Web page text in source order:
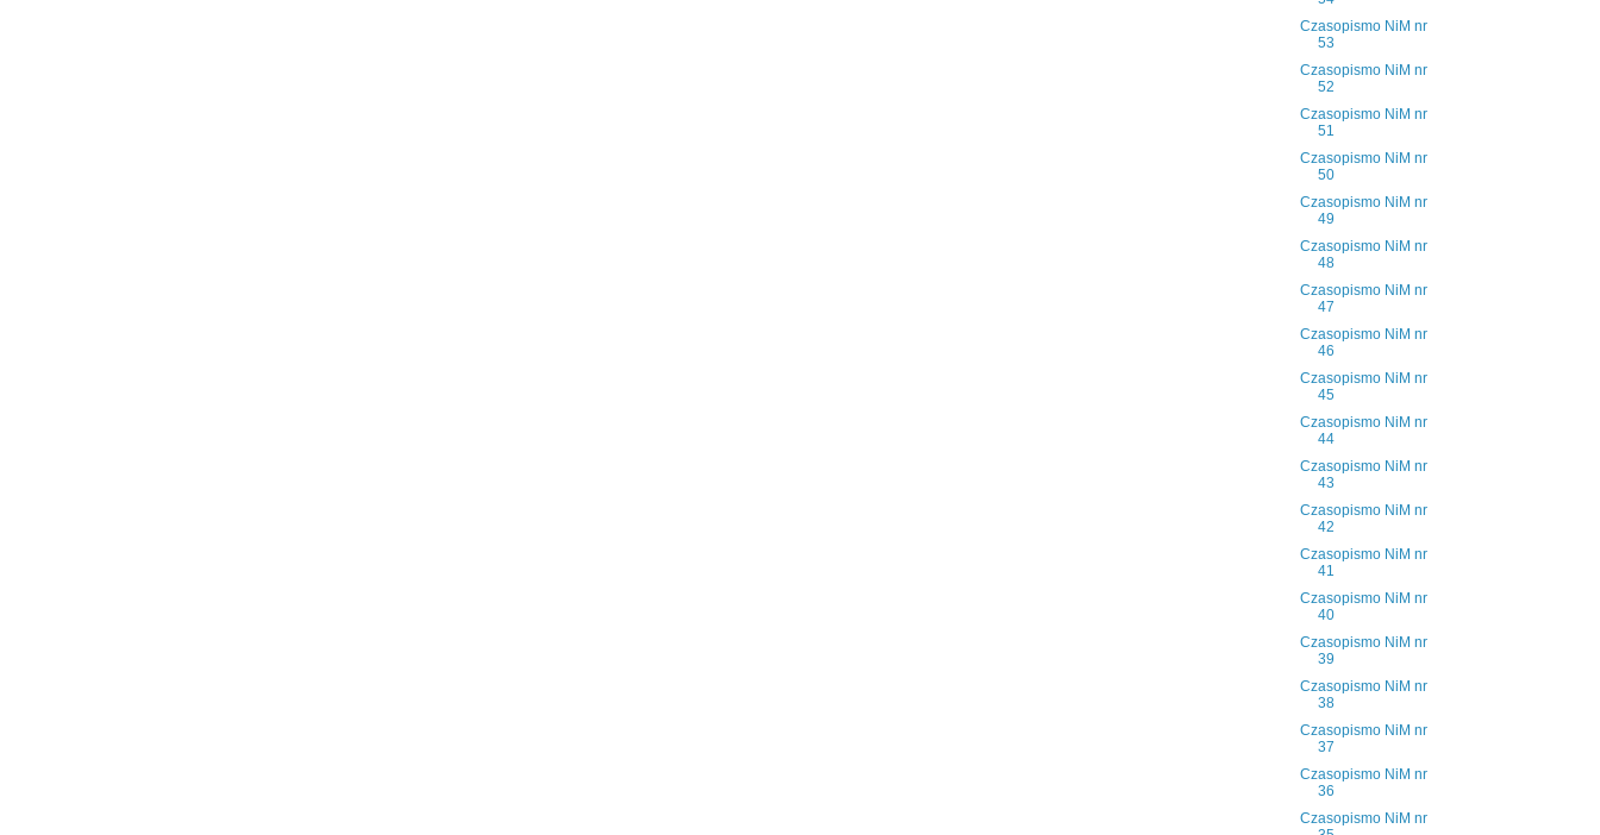
Czasopismo NiM nr
53
Czasopismo NiM nr
52
Czasopismo NiM nr
51
Czasopismo NiM nr
50
Czasopismo NiM nr
49
Czasopismo NiM nr
48
Czasopismo NiM nr
47
Czasopismo NiM nr
46
Czasopismo NiM nr
45
Czasopismo NiM nr
44
Czasopismo NiM nr
43
Czasopismo NiM nr
42
Czasopismo NiM nr
41
Czasopismo NiM nr
40
Czasopismo NiM nr
39
Czasopismo NiM nr
38
Czasopismo NiM nr
37
Czasopismo NiM nr
36
Czasopismo NiM nr